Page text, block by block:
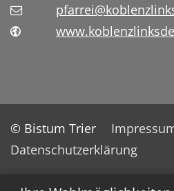
© Bistum Trier
Datenschutzerklärung